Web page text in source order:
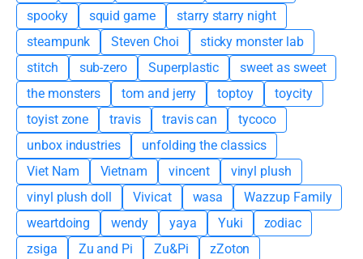
spooky
squid game
starry starry night
steampunk
Steven Choi
sticky monster lab
stitch
sub-zero Superplastic
sweet as sweet
the monsters
tom and jerry toptoy
toycity
toyist zone
travis travis can
tycoco
unbox industries
unfolding the classics
Viet Nam
Vietnam vincent
vinyl plush
vinyl plush doll
Vivicat wasa
Wazzup Family
weartdoing
wendy yaya Yuki
zodiac
zsiga
Zu and Pi Zu&Pi zZoton